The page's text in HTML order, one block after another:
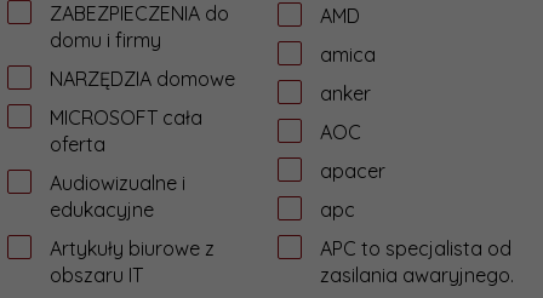
ZABEZPIECZENIA do
domu i firmy
NARZĘDZIA domowe
MICROSOFT cała
oferta
Audiowizualne i
edukacyjne
Artykuły biurowe z
obszaru IT
AMD
amica
anker
AOC
apacer
apc
APC to specjalista od
zasilania awaryjnego.